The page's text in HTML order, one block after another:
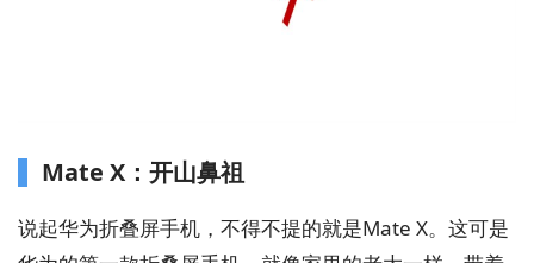
Mate X：开山鼻祖
说起华为折叠屏手机，不得不提的就是Mate X。这可是